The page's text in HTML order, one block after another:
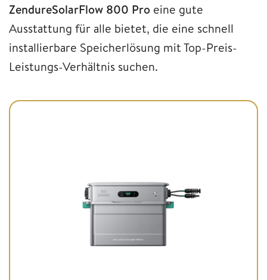
ZendureSolarFlow 800 Pro eine gute
Ausstattung für alle bietet, die eine schnell
installierbare Speicherlösung mit Top-Preis-
Leistungs-Verhältnis suchen.